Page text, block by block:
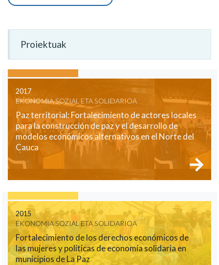
Proiektuak
2017
EKONOMIA SOZIAL ETA SOLIDARIOA
Paz territorial: Fortalecimiento de actores locales
para la construcción de paz y el desarrollo de
modelos económicos alternativos en el Norte del
Cauca
2015
EKONOMIA SOZIAL ETA SOLIDARIOA
Fortalecimiento de los derechos económicos de
las mujeres y políticas de economía solidaria en
municipios de La Paz